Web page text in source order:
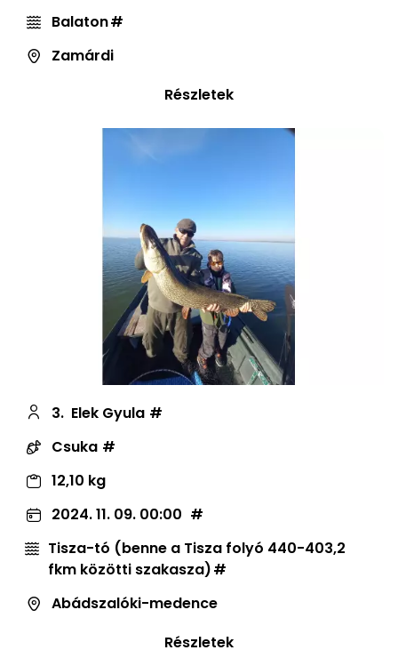
Balaton
Zamárdi
Részletek
3. Elek Gyula
Csuka
12,10 kg
2024. 11. 09. 00:00
Tisza-tó (benne a Tisza folyó 440-403,2
fkm közötti szakasza)
Abádszalóki-medence
Részletek